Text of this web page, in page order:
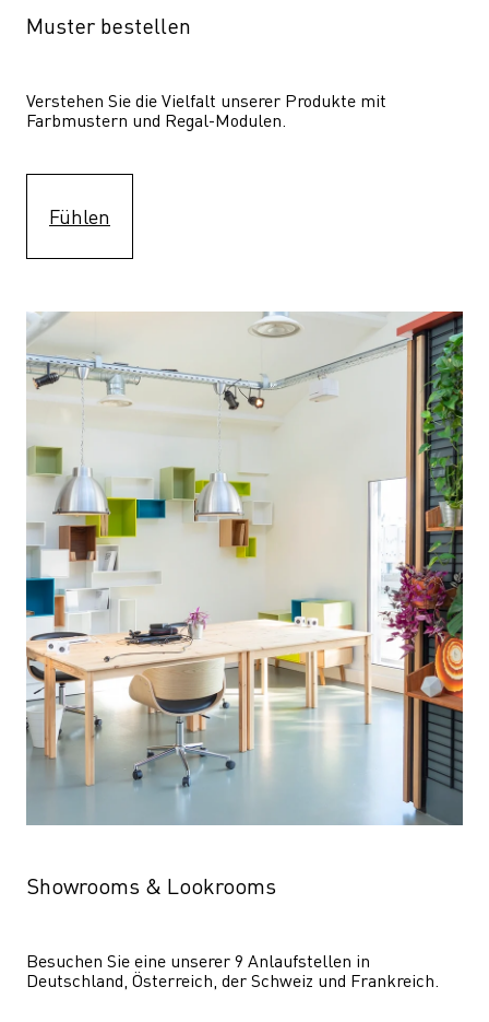
Muster bestellen
Verstehen Sie die Vielfalt unserer Produkte mit
Farbmustern und Regal-Modulen.
Fühlen
Showrooms & Lookrooms
Besuchen Sie eine unserer 9 Anlaufstellen in
Deutschland, Österreich, der Schweiz und Frankreich.